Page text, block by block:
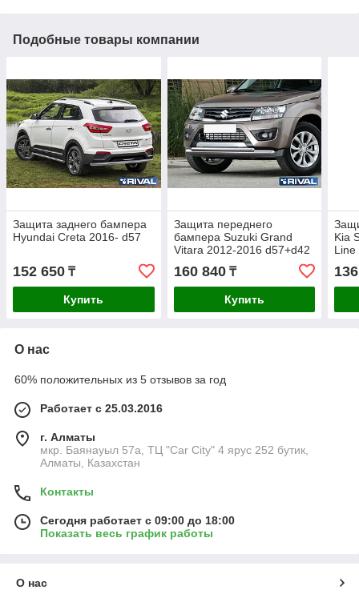
Подобные товары компании
Защита заднего бампера
Hyundai Creta 2016- d57
152 650 ₸
Купить
Защита переднего
бампера Suzuki Grand
Vitara 2012-2016 d57+d42
160 840₸
Купить
Kia
Line
О нас
60% положительных из 5 отзывов за год
Работает с 25.03.2016
г. Алматы
мкр. Баянауыл 57а, ТЦ "Car Сity" 4 ярус 252 бутик,
Алматы, Казахстан
Контакты
Сегодня работает с 09:00 до 18:00
Показать весь график работы
О нас